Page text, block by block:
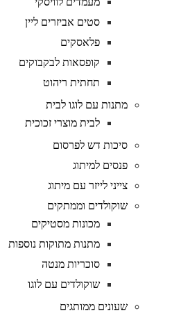
סטים אביזרים ליין
פלאסקים
קופסאות לבקבוקים
תחתית ריהוט
מתנות עם לוגו לבית
לבית מוצרי זכוכית
סיכות דש לפרסום
פנסים למיתוג
צייני לייזר עם מיתוג
שוקולדים וממתקים
מכונות מסטיקים
מתנות מתוקות נוספות
סוכריות מנטה
שוקולדים עם לוגו
שעונים ממותגים